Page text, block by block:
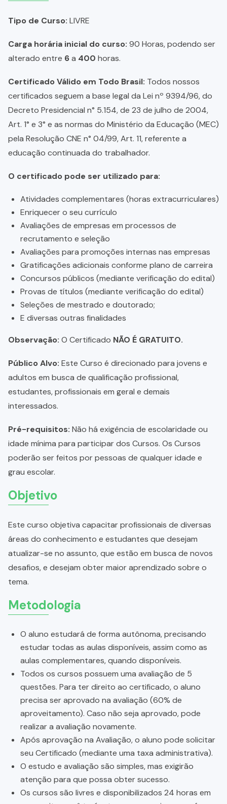
Tipo de Curso: LIVRE
Carga horária inicial do curso: 90 Horas, podendo ser
alterado entre 6a 400 horas.
Certificado Válido em Todo Brasil: Todos nossos
certificados seguem a base legal da Lei nº 9394/96, do
Decreto Presidencial n° 5.154, de 23 de julho de 2004,
Art. 1° e 3° e as normas do Ministério da Educação (MEC)
pela Resolução CNE n° 04/99, Art. 11, referente a
educação continuada do trabalhador.
O certificado pode ser utilizado para:
Atividades complementares (horas extracurriculares)
Enriquecer o seu currículo
Avaliações de empresas em processos de
recrutamento e seleção
Avaliações para promoções internas nas empresas
Gratificações adicionais conforme plano de carreira
Concursos públicos (mediante verificação do edital)
Provas de títulos (mediante verificação do edital)
Seleções de mestrado e doutorado;
E diversas outras finalidades
Observação: O Certificado NÃO É GRATUITO.
Público Alvo: Este Curso é direcionado para jovens e
adultos em busca de qualificação profissional,
estudantes, profissionais em geral e demais
interessados.
Pré-requisitos: Não há exigência de escolaridade ou
idade mínima para participar dos Cursos. Os Cursos
poderão ser feitos por pessoas de qualquer idade e
grau escolar.
Objetivo
Este curso objetiva capacitar profissionais de diversas
áreas do conhecimento e estudantes que desejam
atualizar-se no assunto, que estão em busca de novos
desafios, e desejam obter maior aprendizado sobre o
tema.
Metodologia
O aluno estudará de forma autônoma, precisando
estudar todas as aulas disponíveis, assim como as
aulas complementares, quando disponíveis.
Todos os cursos possuem uma avaliação de 5
questões. Para ter direito ao certificado, o aluno
precisa ser aprovado na avaliação (60% de
aproveitamento). Caso não seja aprovado, pode
realizar a avaliação novamente.
Após aprovação na Avaliação, o aluno pode solicitar
seu Certificado (mediante uma taxa administrativa).
O estudo e avaliação são simples, mas exigirão
atenção para que possa obter sucesso.
Os cursos são livres e disponibilizados 24 horas em